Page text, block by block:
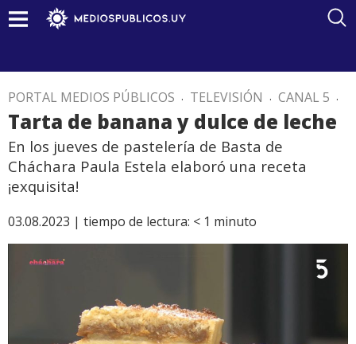
PORTAL MEDIOS PÚBLICOS . TELEVISIÓN . CANAL 5 .
Tarta de banana y dulce de leche
En los jueves de pastelería de Basta de
Cháchara Paula Estela elaboró una receta
¡exquisita!
03.08.2023 | tiempo de lectura: < 1 minuto